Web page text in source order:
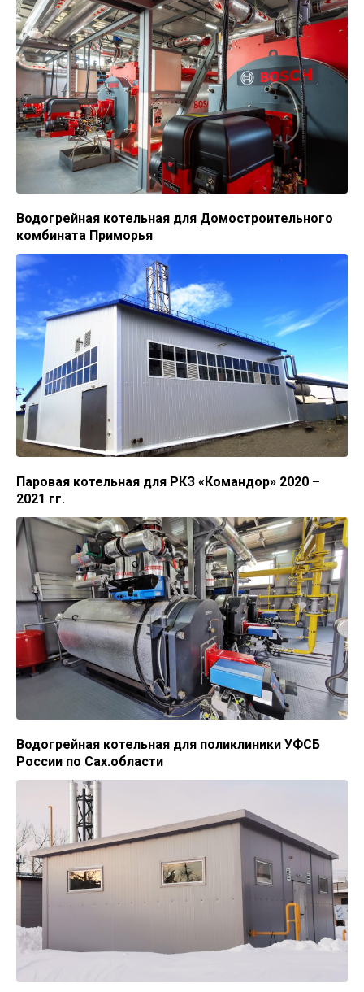
Водогрейная котельная для Домостроительного
комбината Приморья
Паровая котельная для РКЗ «Командор» 2020 –
2021 гг.
Водогрейная котельная для поликлиники УФСБ
России по Сах.области